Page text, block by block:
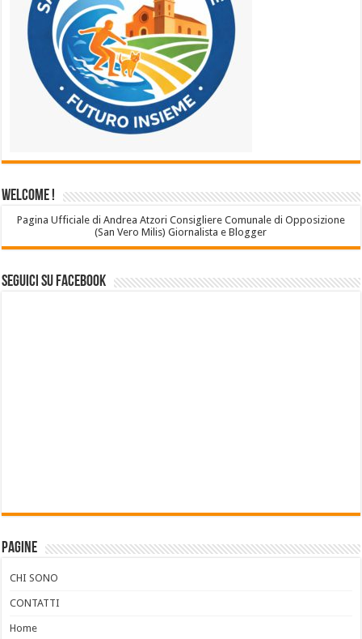
Welcome !
Pagina Ufficiale di Andrea Atzori Consigliere Comunale di Opposizione
(San Vero Milis) Giornalista e Blogger
Seguici su Facebook
Pagine
CHI SONO
CONTATTI
Home